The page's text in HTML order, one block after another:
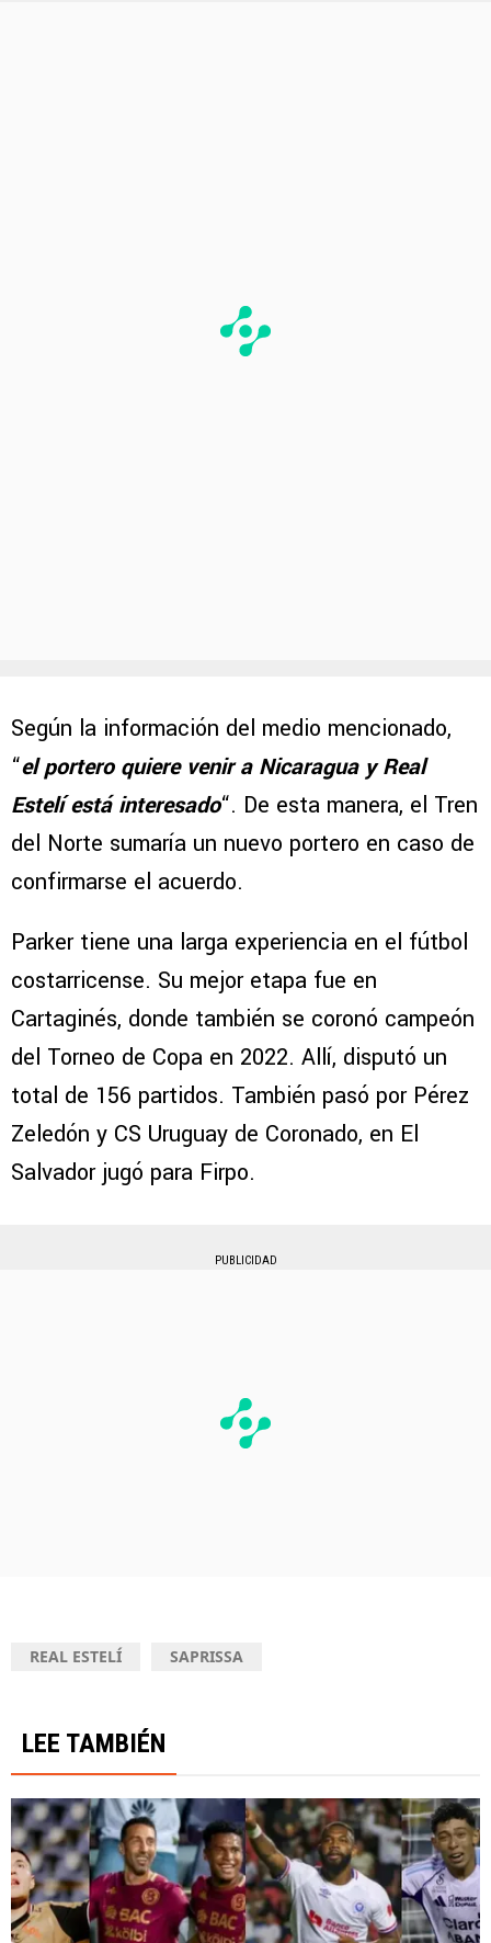
Según la información del medio mencionado,
“el portero quiere venir a Nicaragua y Real
Estelí está interesado“. De esta manera, el Tren
del Norte sumaría un nuevo portero en caso de
confirmarse el acuerdo.
Parker tiene una larga experiencia en el fútbol
costarricense. Su mejor etapa fue en
Cartaginés, donde también se coronó campeón
del Torneo de Copa en 2022. Allí, disputó un
total de 156 partidos. También pasó por Pérez
Zeledón y CS Uruguay de Coronado, en El
Salvador jugó para Firpo.
PUBLICIDAD
REAL ESTELÍ SAPRISSA
LEE TAMBIÉN